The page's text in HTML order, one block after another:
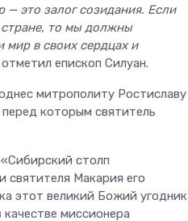
— это залог созидания. Если
стране, то мы должны
мир в своих сердцах и
епископ Силуан.
митрополиту Ростиславу
которым святитель
столп
святителя Макария его
этот великий Божий угодник
миссионера